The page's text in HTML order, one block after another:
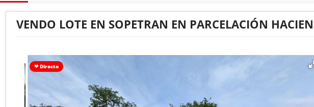
VENDO LOTE EN SOPETRAN EN PARCELACIÓN
❤ Directo